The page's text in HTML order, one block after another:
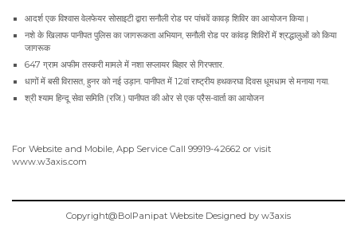
आदर्श एक विश्वास वेलफेयर सोसाइटी द्वारा सनौली रोड पर पांचवें कावड़ शिविर का आयोजन किया।
नशे के खिलाफ पानीपत पुलिस का जागरूकता अभियान, सनौली रोड पर कांवड़ शिविरों में श्रद्धालुओं को किया
जागरूक
647 ग्राम अफीम तस्करी मामले में नशा सप्लायर बिहार से गिरफ्तार.
धागों में बसी विरासत, हुनर को नई उड़ान. पानीपत में 12वां राष्ट्रीय हथकरघा दिवस धूमधाम से मनाया गया.
श्री श्याम हिन्दू सेवा समिति (रजि.) पानीपत की ओर से एक प्रैस-वार्ता का आयोजन
For Website and Mobile, App Service Call 99919-42662 or visit
www.w3axis.com
Copyright@BolPanipat Website Designed by w3axis